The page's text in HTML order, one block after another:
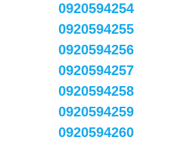
0920594254
0920594255
0920594256
0920594257
0920594258
0920594259
0920594260